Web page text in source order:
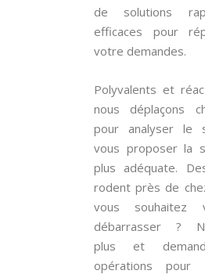
de solutions
efficaces pour
votre demandes.
Polyvalents et
nous déplaçons
pour analyser le
vous proposer la
plus adéquate.
rodent près de
vous souhaitez
débarrasser ?
plus et
opérations pour